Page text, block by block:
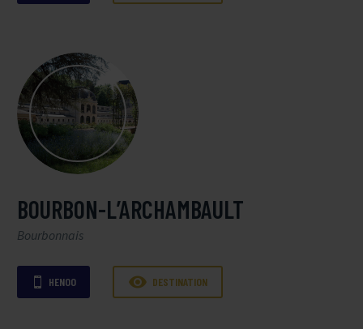
BOURBON-L’ARCHAMBAULT
Bourbonnais
 HENOO  DESTINATION